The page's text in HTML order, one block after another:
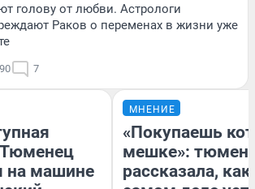
голову от любви. Астрологи
Раков о переменах в жизни уже
7
Тюменец
на машине
МНЕНИЕ
«Покупаешь
мешке»:
рассказала, как